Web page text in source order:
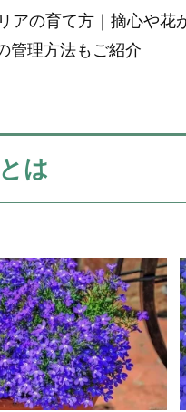
アの育て方｜摘心や花
管理方法もご紹介
は